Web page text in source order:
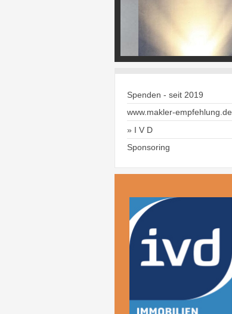
Spenden - seit 2019
www.makler-empfehlung.de
I V D
Sponsoring